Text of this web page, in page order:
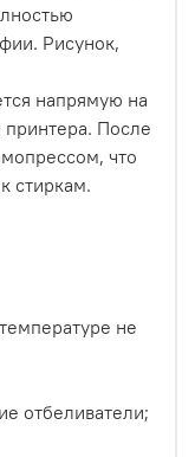
Рисунок,
напрямую на
После
что
стиркам.
не
отбеливатели;